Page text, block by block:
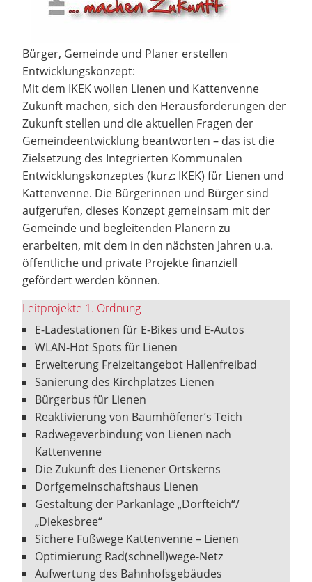
Bürger, Gemeinde und Planer erstellen
Entwicklungskonzept:
Mit dem IKEK wollen Lienen und Kattenvenne
Zukunft machen, sich den Herausforderungen der
Zukunft stellen und die aktuellen Fragen der
Gemeindeentwicklung beantworten – das ist die
Zielsetzung des Integrierten Kommunalen
Entwicklungskonzeptes (kurz: IKEK) für Lienen und
Kattenvenne. Die Bürgerinnen und Bürger sind
aufgerufen, dieses Konzept gemeinsam mit der
Gemeinde und begleitenden Planern zu
erarbeiten, mit dem in den nächsten Jahren u.a.
öffentliche und private Projekte finanziell
gefördert werden können.
Leitprojekte 1. Ordnung
E-Ladestationen für E-Bikes und E-Autos
WLAN-Hot Spots für Lienen
Erweiterung Freizeitangebot Hallenfreibad
Sanierung des Kirchplatzes Lienen
Bürgerbus für Lienen
Reaktivierung von Baumhöfener’s Teich
Radwegeverbindung von Lienen nach
Kattenvenne
Die Zukunft des Lienener Ortskerns
Dorfgemeinschaftshaus Lienen
Gestaltung der Parkanlage „Dorfteich“/
„Diekesbree“
Sichere Fußwege Kattenvenne – Lienen
Optimierung Rad(schnell)wege-Netz
Aufwertung des Bahnhofsgebäudes